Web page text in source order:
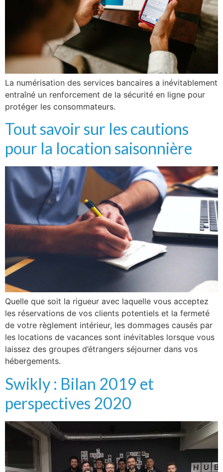
La numérisation des services bancaires a inévitablement
entraîné un renforcement de la sécurité en ligne pour
protéger les consommateurs.
Tout savoir sur les cautions
pour la location saisonnière
Quelle que soit la rigueur avec laquelle vous acceptez
les réservations de vos clients potentiels et la fermeté
de votre règlement intérieur, les dommages causés par
les locations de vacances sont inévitables lorsque vous
laissez des groupes d’étrangers séjourner dans vos
hébergements.
Swikly : Bilan 2019 et
perspectives 2020